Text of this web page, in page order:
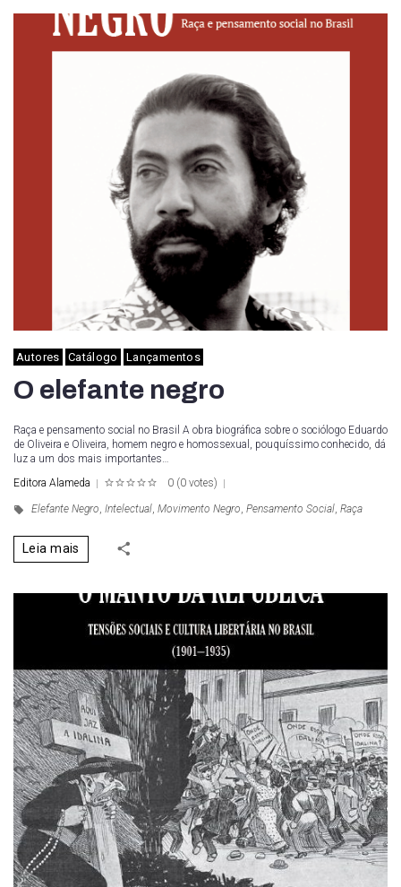
Autores Catálogo Lançamentos
O elefante negro
Raça e pensamento social no Brasil A obra biográfica sobre o sociólogo Eduardo
de Oliveira e Oliveira, homem negro e homossexual, pouquíssimo conhecido, dá
luz a um dos mais importantes…
Editora Alameda
0 (0 votes)
Elefante Negro, Intelectual, Movimento Negro, Pensamento Social, Raça
Leia mais